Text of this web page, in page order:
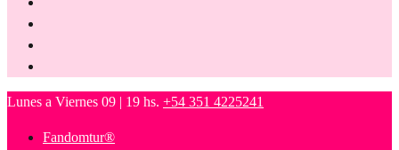
Lunes a Viernes 09 | 19 hs. +54 351 4225241
Fandomtur®